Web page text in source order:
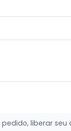
liberar seu